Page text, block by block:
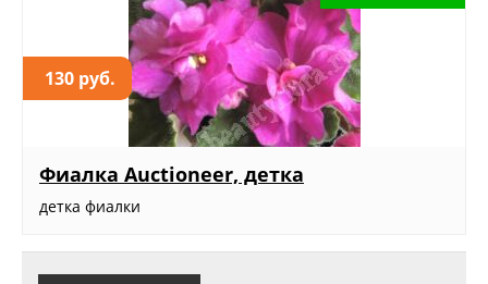
130 руб.
Фиалка Auctioneer, детка
детка фиалки